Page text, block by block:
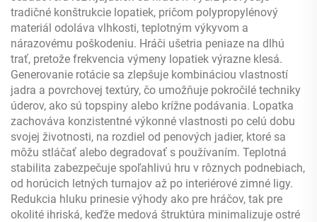
tradičné konštrukcie lopatiek, pričom polypropylénový
materiál odoláva vlhkosti, teplotným výkyvom a
nárazovému poškodeniu. Hráči ušetria peniaze na dlhú
trať, pretože frekvencia výmeny lopatiek výrazne klesá.
Generovanie rotácie sa zlepšuje kombináciou vlastností
jadra a povrchovej textúry, čo umožňuje pokročilé techniky
úderov, ako sú topspiny alebo krížne podávania. Lopatka
zachováva konzistentné výkonné vlastnosti po celú dobu
svojej životnosti, na rozdiel od penových jadier, ktoré sa
môžu stláčať alebo degradovať s používaním. Teplotná
stabilita zabezpečuje spoľahlivú hru v rôznych podnebiach,
od horúcich letných turnajov až po interiérové zimné ligy.
Redukcia hluku prinesie výhody ako pre hráčov, tak pre
okolité ihriská, keďže medová štruktúra minimalizuje ostré